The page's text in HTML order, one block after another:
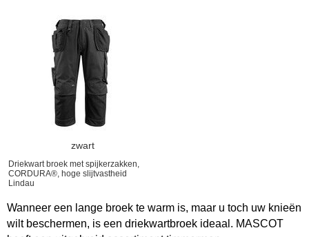
zwart
Driekwart broek met spijkerzakken,
CORDURA®, hoge slijtvastheid
Lindau
Wanneer een lange broek te warm is, maar u toch uw knieën
wilt beschermen, is een driekwartbroek ideaal. MASCOT